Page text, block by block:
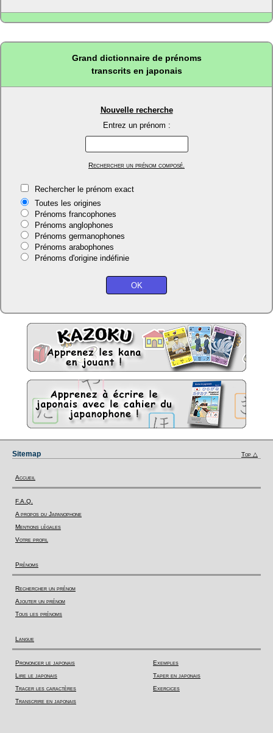
Grand dictionnaire de prénoms
transcrits en japonais
Nouvelle recherche
Entrez un prénom :
Rechercher un prénom composé.
Rechercher le prénom exact
Toutes les origines
Prénoms francophones
Prénoms anglophones
Prénoms germanophones
Prénoms arabophones
Prénoms d'origine indéfinie
Sitemap Top △
Accueil
F.A.Q.
A propos du Japanophone
Mentions légales
Votre profil
Prénoms
Rechercher un prénom
Ajouter un prénom
Tous les prénoms
Langue
Prononcer le japonais
Lire le japonais
Tracer les caractères
Transcrire en japonais
Exemples
Taper en japonais
Exercices